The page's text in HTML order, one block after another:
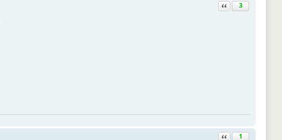
Ответить с цитатой
3
Ответить с цитатой
1